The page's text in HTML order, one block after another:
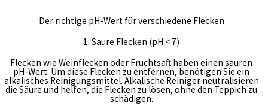
Der richtige pH-Wert für verschiedene Flecken
1. Saure Flecken (pH < 7)
Flecken wie Weinflecken oder Fruchtsaft haben einen sauren
pH-Wert. Um diese Flecken zu entfernen, benötigen Sie ein
alkalisches Reinigungsmittel. Alkalische Reiniger neutralisieren
die Säure und helfen, die Flecken zu lösen, ohne den Teppich zu
schädigen.